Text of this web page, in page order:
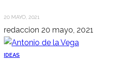
20 MAYO, 2021
redaccion 20 mayo, 2021
IDEAS